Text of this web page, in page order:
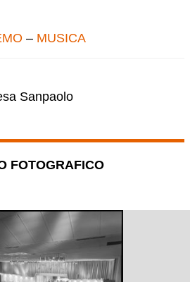
– MUSICA
Sanpaolo
FOTOGRAFICO